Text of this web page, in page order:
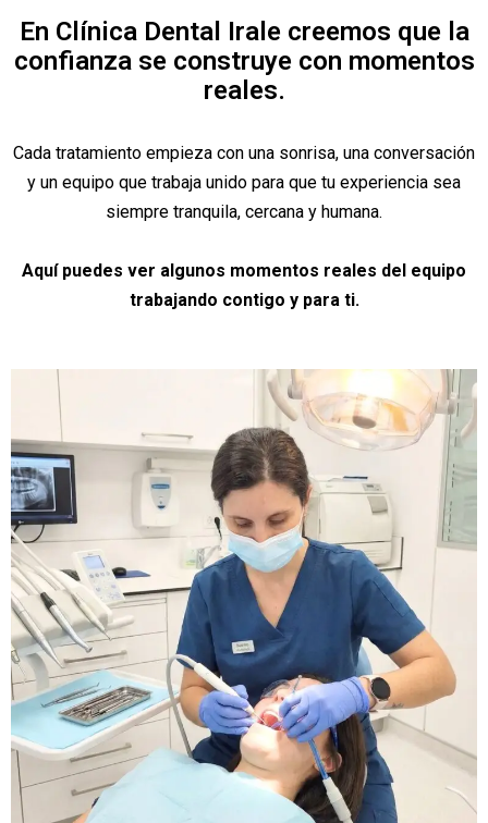
En Clínica Dental Irale creemos que la
confianza se construye con momentos
reales.
Cada tratamiento empieza con una sonrisa, una conversación
y un equipo que trabaja unido para que tu experiencia sea
siempre tranquila, cercana y humana.
Aquí puedes ver algunos momentos reales del equipo
trabajando contigo y para ti.